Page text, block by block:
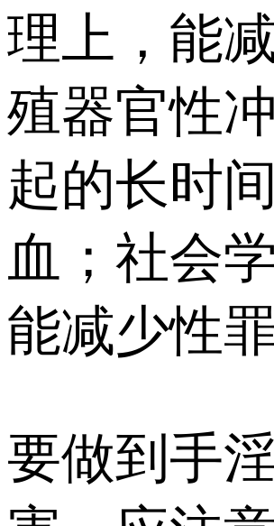
理上，能
殖器官性
起的长时
血；社会
能减少性罪
要做到手